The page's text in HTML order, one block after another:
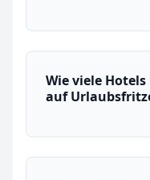
Wie viele
auf